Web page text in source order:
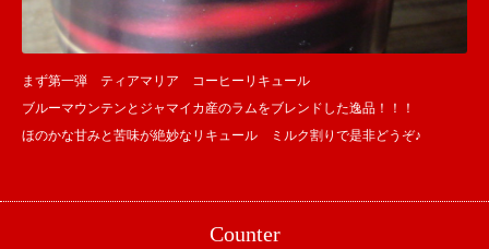
まず第一弾 ティアマリア コーヒーリキュール
ブルーマウンテンとジャマイカ産のラムをブレンドした逸品！！！
ほのかな甘みと苦味が絶妙なリキュール ミルク割りで是非どうぞ♪
Counter